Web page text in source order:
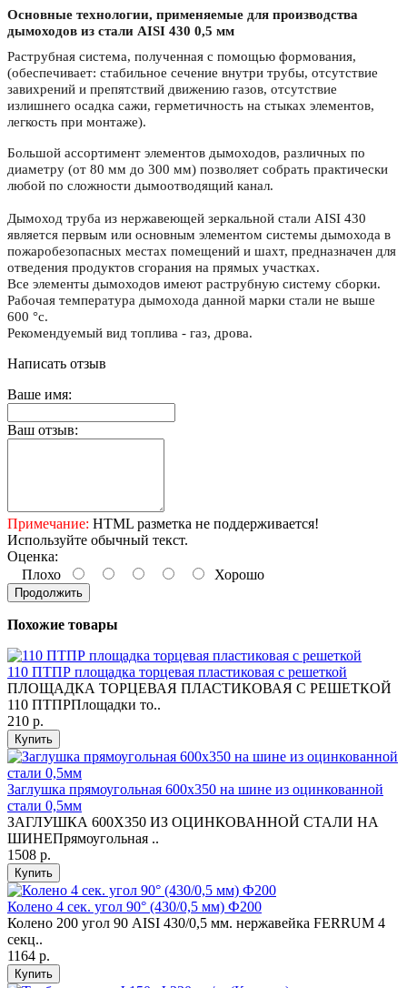
Основные технологии, применяемые для производства
дымоходов из стали AISI 430 0,5 мм
Раструбная система, полученная с помощью формования,
(обеспечивает: стабильное сечение внутри трубы, отсутствие
завихрений и препятствий движению газов, отсутствие
излишнего осадка сажи, герметичность на стыках элементов,
легкость при монтаже).
Большой ассортимент элементов дымоходов, различных по
диаметру (от 80 мм до 300 мм) позволяет собрать практически
любой по сложности дымоотводящий канал.
Дымоход труба из нержавеющей зеркальной стали AISI 430
является первым или основным элементом системы дымохода в
пожаробезопасных местах помещений и шахт, предназначен для
отведения продуктов сгорания на прямых участках.
Все элементы дымоходов имеют раструбную систему сборки.
Рабочая температура дымохода данной марки стали не выше
600 °с.
Рекомендуемый вид топлива - газ, дрова.
Написать отзыв
Ваше имя:
Ваш отзыв:
Примечание: HTML разметка не поддерживается!
Используйте обычный текст.
Оценка:
Плохо
Хорошо
Продолжить
Похожие товары
110 ПТПР площадка торцевая пластиковая с решеткой
ПЛОЩАДКА ТОРЦЕВАЯ ПЛАСТИКОВАЯ С РЕШЕТКОЙ
110 ПТПРПлощадки то..
210 р.
Купить
Заглушка прямоугольная 600х350 на шине из оцинкованной
стали 0,5мм
ЗАГЛУШКА 600Х350 ИЗ ОЦИНКОВАННОЙ СТАЛИ НА
ШИНЕПрямоугольная ..
1508 р.
Купить
Колено 4 сек. угол 90° (430/0,5 мм) Ф200
Колено 200 угол 90 AISI 430/0,5 мм. нержавейка FERRUM 4
секц..
1164 р.
Купить